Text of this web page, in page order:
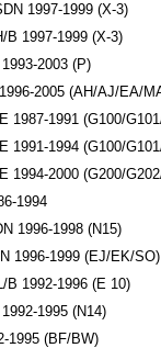
1997-1999 (X-3)
B 1997-1999 (X-3)
2003 (P)
2005 (AH/AJ/EA/
1987-1991 (G100/
1991-1994 (G100/
1994-2000 (G200/
1994
1996-1998 (N15)
1996-1999 (EJ/EK/SO)
B 1992-1996 (E 10)
1995 (N14)
1995 (BF/BW)